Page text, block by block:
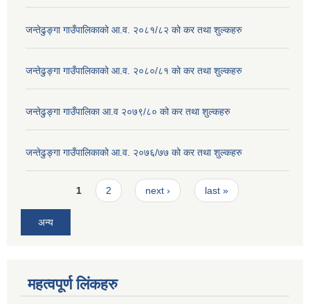
जन्तेढुङ्गा गाउँपालिकाको आ.व. २०८१/८२ को कर तथा शुल्कहरु
जन्तेढुङ्गा गाउँपालिकाको आ.व. २०८०/८१ को कर तथा शुल्कहरु
जन्तेढुङ्गा गाउँपालिका आ.व २०७९/८० को कर तथा शुल्कहरु
जन्तेढुङ्गा गाउँपालिकाको आ.व. २०७६/७७ को कर तथा शुल्कहरु
Pages1 2 next › last »
अन्य
महत्वपूर्ण लिंकहरु